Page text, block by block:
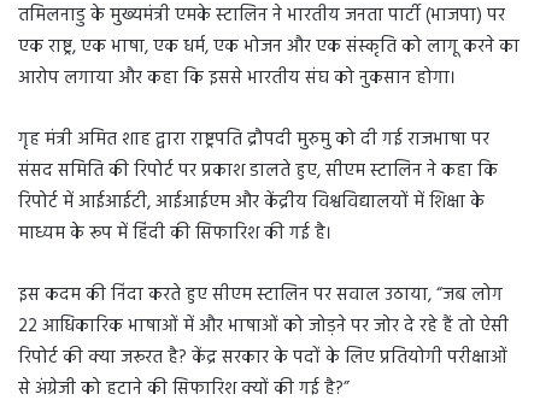
तमिलनाडु के मुख्यमंत्री एमके स्टालिन ने भारतीय जनता पार्टी (भाजपा) पर
एक राष्ट्र, एक भाषा, एक धर्म, एक भोजन और एक संस्कृति को लागू करने का
आरोप लगाया और कहा कि इससे भारतीय संघ को नुकसान होगा।
गृह मंत्री अमित शाह द्वारा राष्ट्रपति द्रौपदी मुरुमु को दी गई राजभाषा पर
संसद समिति की रिपोर्ट पर प्रकाश डालते हुए, सीएम स्टालिन ने कहा कि
रिपोर्ट में आईआईटी, आईआईएम और केंद्रीय विश्वविद्यालयों में शिक्षा के
माध्यम के रूप में हिंदी की सिफारिश की गई है।
इस कदम की निंदा करते हुए सीएम स्टालिन पर सवाल उठाया, “जब लोग
22 आधिकारिक भाषाओं में और भाषाओं को जोड़ने पर जोर दे रहे हैं तो ऐसी
रिपोर्ट की क्या जरूरत है? केंद्र सरकार के पदों के लिए प्रतियोगी परीक्षाओं
से अंग्रेजी को हटाने की सिफारिश क्यों की गई है?”